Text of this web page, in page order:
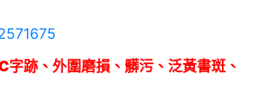
字跡、外圍磨損、髒污、泛黃書斑、